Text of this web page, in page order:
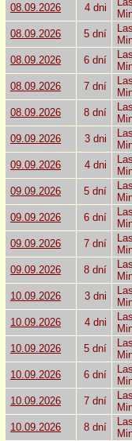
08.09.2026 4 dni
08.09.2026
5 dní
08.09.2026
6 dní
08.09.2026
7 dní
08.09.2026
8 dní
09.09.2026
3 dni
09.09.2026
4 dni
09.09.2026
5 dní
09.09.2026
6 dní
09.09.2026
7 dní
09.09.2026
8 dní
10.09.2026
3 dni
10.09.2026
4 dni
10.09.2026
5 dní
10.09.2026
6 dní
10.09.2026
7 dní
10.09.2026
8 dní